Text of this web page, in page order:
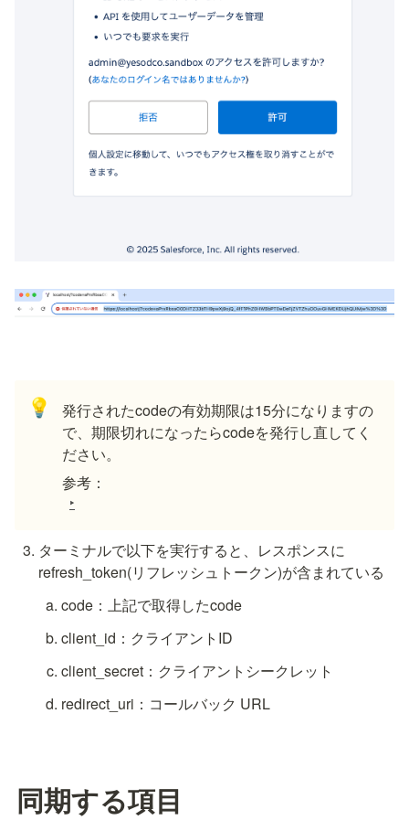
💡
発行されたcodeの有効期限は15分になりますの
で、期限切れになったらcodeを発行し直してく
ださい。
参考：
‣
ターミナルで以下を実行すると、レスポンスに
refresh_token(リフレッシュトークン)が含まれている
code：上記で取得したcode
client_id：クライアントID
client_secret：クライアントシークレット
redirect_uri：コールバック URL
同期する項目